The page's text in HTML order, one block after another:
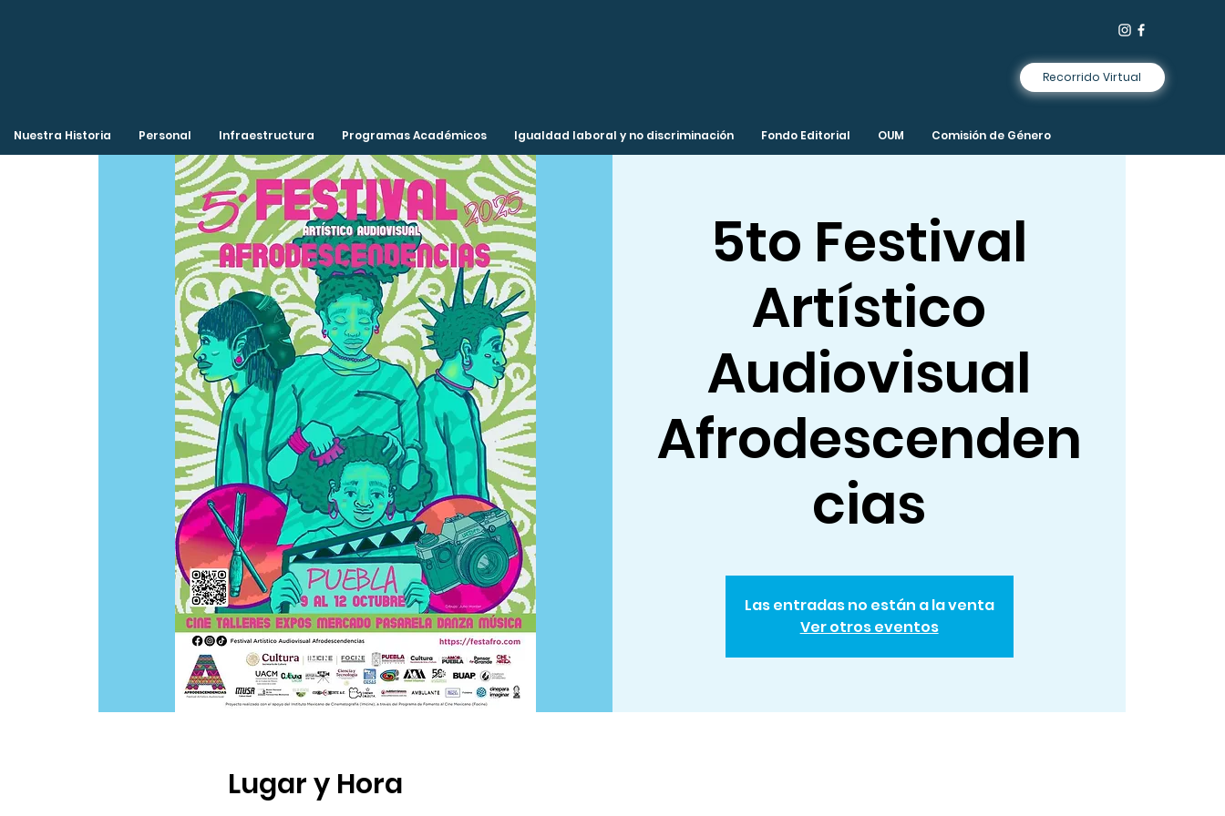
Nuestra Historia Personal Infraestructura Programas Académicos Igualdad laboral y no discriminación Fondo Editorial OUM Comisión de Género
Recorrido Virtual
5to Festival
Artístico
Audiovisual
Afrodescenden
cias
Las entradas no están a la venta
Ver otros eventos
Lugar y Hora